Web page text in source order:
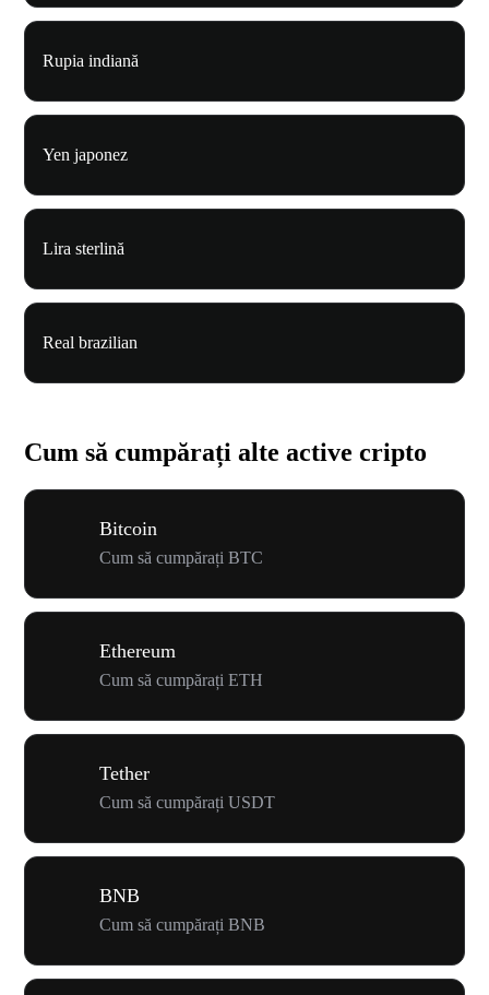
Rupia indiană
Yen japonez
Lira sterlină
Real brazilian
Cum să cumpărați alte active cripto
Bitcoin
Cum să cumpărați BTC
Ethereum
Cum să cumpărați ETH
Tether
Cum să cumpărați USDT
BNB
Cum să cumpărați BNB